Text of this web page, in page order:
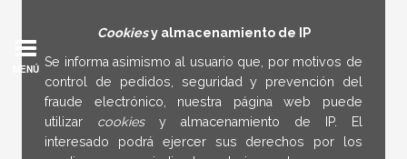
Cookiesy almacenamiento de IP
Se informa asimismo al usuario que, por motivos de
control de pedidos, seguridad y prevención del
fraude electrónico, nuestra página web puede
utilizar cookies y almacenamiento de IP. El
interesado podrá ejercer sus derechos por los
MENÚ